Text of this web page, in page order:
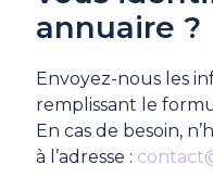
annuaire ?
Envoyez-nous les
remplissant le
En cas de besoin,
à l’adresse :